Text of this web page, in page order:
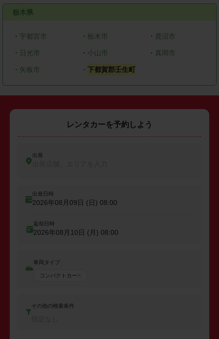
栃木県
・ 宇都宮市 ・ 栃木市 ・ 鹿沼市
・ 日光市 ・ 小山市 ・ 真岡市
・ 矢板市 ・ 下都賀郡壬生町
レンタカーを予約しよう
出発
出発日時
2026年08月09日 (日) 08:00
返却日時
2026年08月10日 (月) 08:00
車両タイプ
コンパクトカー
その他の検索条件